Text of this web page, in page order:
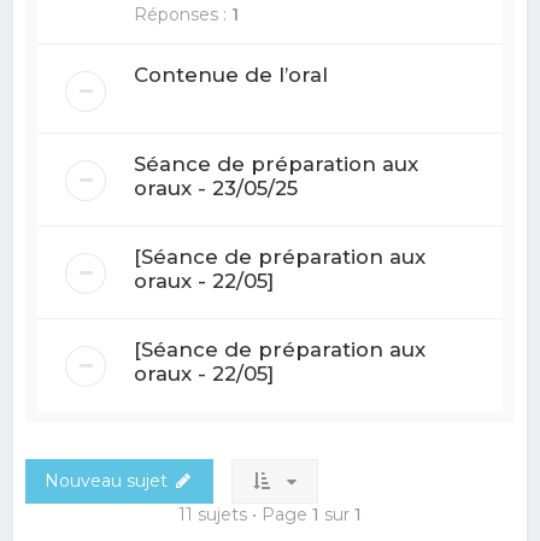
Réponses : 1
Contenue de l’oral
Séance de préparation aux
oraux - 23/05/25
[Séance de préparation aux
oraux - 22/05]
[Séance de préparation aux
oraux - 22/05]
Nouveau sujet
11 sujets • Page 1 sur 1